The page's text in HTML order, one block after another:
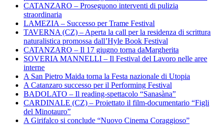
CATANZARO – Proseguono interventi di pulizia
straordinaria
LAMEZIA – Successo per Trame Festival
TAVERNA (CZ) – Aperta la call per la residenza di scrittura
naturalistica promossa dall’Hyle Book Festival
CATANZARO – Il 17 giugno torna daMargherita
SOVERIA MANNELLI – Il Festival del Lavoro nelle aree
interne
A San Pietro Maida torna la Festa nazionale di Utopia
A Catanzaro successo per il Performing Festival
BADOLATO – Il reading-spettacolo “Sanasàna”
CARDINALE (CZ) – Proiettato il film-documentario “Figli
del Minotauro”
A Girifalco si conclude “Nuovo Cinema Coraggioso”